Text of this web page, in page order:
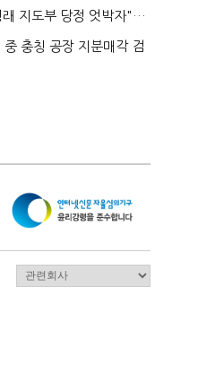
래 지도부 당정 엇박자"…
오...
중 충칭 공장 지분매각 검